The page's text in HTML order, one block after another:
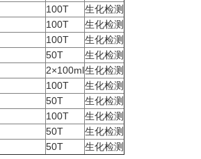
100T
生化检测
100T
生化检测
100T
生化检测
50T
生化检测
2×100ml生化检测
100T
生化检测
50T
生化检测
100T
生化检测
50T
生化检测
50T 生化检测